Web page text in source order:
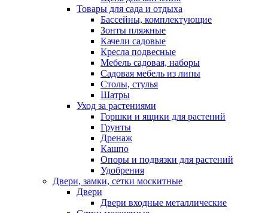
Товары для сада и отдыха
Бассейны, комплектующие
Зонты пляжные
Качели садовые
Кресла подвесные
Мебель садовая, наборы
Садовая мебель из липы
Столы, стулья
Шатры
Уход за растениями
Горшки и ящики для растений
Грунты
Дренаж
Кашпо
Опоры и подвязки для растений
Удобрения
Двери, замки, сетки москитные
Двери
Двери входные металлические